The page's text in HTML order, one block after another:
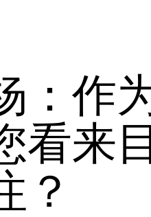
作为
看来
？